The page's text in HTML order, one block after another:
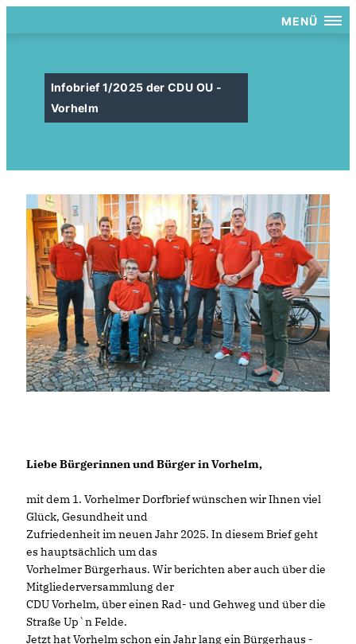
MENÜ
Infobrief 1/2025 der CDU OU -
Vorhelm
Liebe Bürgerinnen und Bürger in Vorhelm,
mit dem 1. Vorhelmer Dorfbrief wünschen wir Ihnen viel
Glück, Gesundheit und
Zufriedenheit im neuen Jahr 2025. In diesem Brief geht
es hauptsächlich um das
Vorhelmer Bürgerhaus. Wir berichten aber auch über die
Mitgliederversammlung der
CDU Vorhelm, über einen Rad- und Gehweg und über die
Straße Up`n Felde.
Jetzt hat Vorhelm schon ein Jahr lang ein Bürgerhaus -